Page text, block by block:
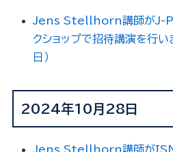
Jens Stellhorn講師がJ-
クショップで招待講演を行
日）
2024年10月28日
Jens Stellhorn講師が